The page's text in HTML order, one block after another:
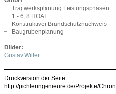
Tragwerksplanung Leistungsphasen
1 - 6, 8 HOAI
Konstruktiver Brandschutznachweis
Baugrubenplanung
Bilder:
Gustav Willeit
Druckversion der Seite:
http://pichleringenieure.de/Projekte/